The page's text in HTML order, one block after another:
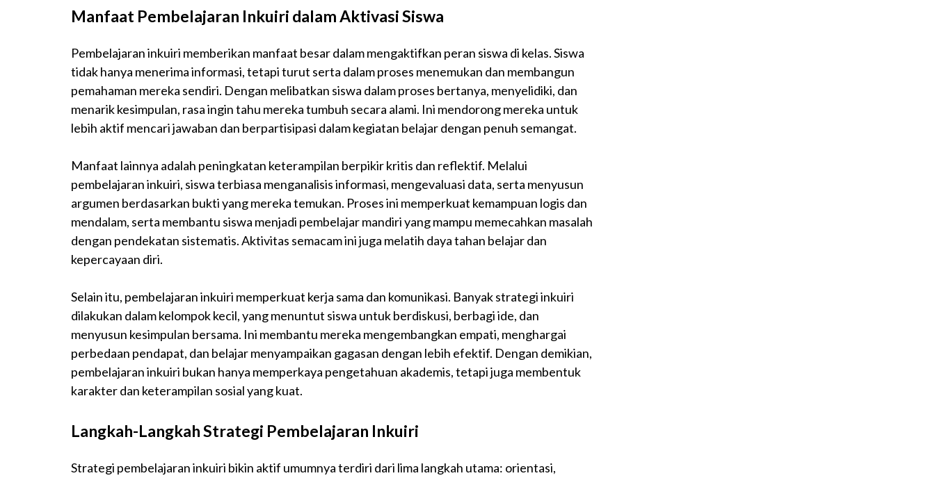
Manfaat Pembelajaran Inkuiri dalam Aktivasi Siswa
Pembelajaran inkuiri memberikan manfaat besar dalam mengaktifkan peran siswa di kelas. Siswa
tidak hanya menerima informasi, tetapi turut serta dalam proses menemukan dan membangun
pemahaman mereka sendiri. Dengan melibatkan siswa dalam proses bertanya, menyelidiki, dan
menarik kesimpulan, rasa ingin tahu mereka tumbuh secara alami. Ini mendorong mereka untuk
lebih aktif mencari jawaban dan berpartisipasi dalam kegiatan belajar dengan penuh semangat.
Manfaat lainnya adalah peningkatan keterampilan berpikir kritis dan reflektif. Melalui
pembelajaran inkuiri, siswa terbiasa menganalisis informasi, mengevaluasi data, serta menyusun
argumen berdasarkan bukti yang mereka temukan. Proses ini memperkuat kemampuan logis dan
mendalam, serta membantu siswa menjadi pembelajar mandiri yang mampu memecahkan masalah
dengan pendekatan sistematis. Aktivitas semacam ini juga melatih daya tahan belajar dan
kepercayaan diri.
Selain itu, pembelajaran inkuiri memperkuat kerja sama dan komunikasi. Banyak strategi inkuiri
dilakukan dalam kelompok kecil, yang menuntut siswa untuk berdiskusi, berbagi ide, dan
menyusun kesimpulan bersama. Ini membantu mereka mengembangkan empati, menghargai
perbedaan pendapat, dan belajar menyampaikan gagasan dengan lebih efektif. Dengan demikian,
pembelajaran inkuiri bukan hanya memperkaya pengetahuan akademis, tetapi juga membentuk
karakter dan keterampilan sosial yang kuat.
Langkah-Langkah Strategi Pembelajaran Inkuiri
Strategi pembelajaran inkuiri bikin aktif umumnya terdiri dari lima langkah utama: orientasi,